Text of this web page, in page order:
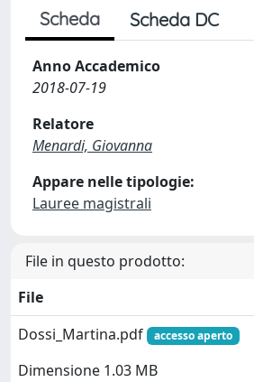
Scheda Scheda DC
Anno Accademico
2018-07-19
Relatore
Menardi, Giovanna
Appare nelle tipologie:
Lauree magistrali
File in questo prodotto:
File
Dossi_Martina.pdf
accesso aperto
Dimensione 1.03 MB